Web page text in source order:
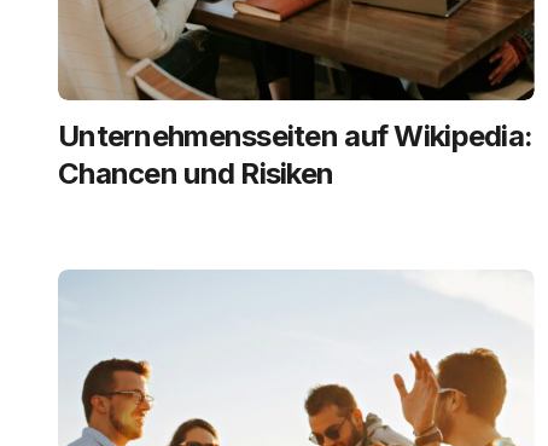
Unternehmensseiten auf Wikipedia:
Chancen und Risiken